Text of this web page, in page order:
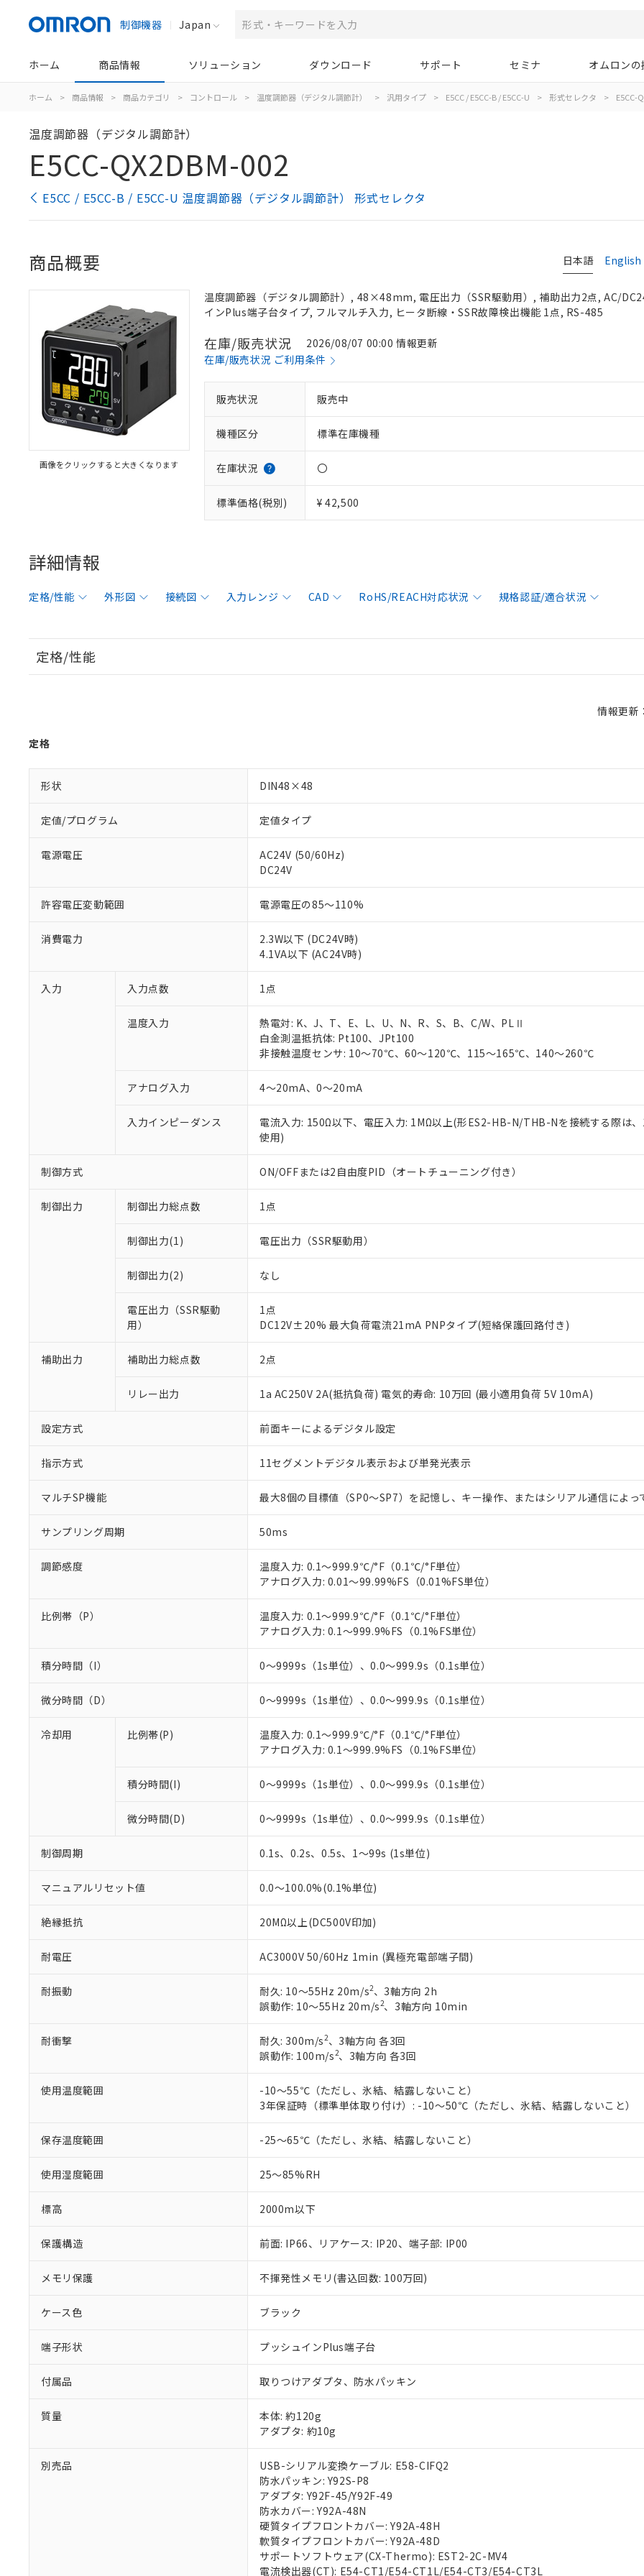
制御機器 Japan
ホーム 商品情報 ソリューション ダウンロード サポート セミナ オムロン
ホーム > 商品情報 > 商品カテゴリ > コントロール > 温度調節器（デジタル調節計） > 汎用タイプ > E5CC / E5CC-B / E5CC-U > 形式セレクタ > E5CC-
温度調節器（デジタル調節計）
E5CC-QX2DBM-002
E5CC / E5CC-B / E5CC-U 温度調節器（デジタル調節計） 形式セレクタ
日本語 English
商品概要
画像をクリックすると大きくなります
温度調節器（デジタル調節計）, 48×48mm, 電圧出力（SSR駆動用）, 補助出力2点, AC/
インPlus端子台タイプ, フルマルチ入力, ヒータ断線・SSR故障検出機能 1点, RS-485
在庫/販売状況
2026/08/07 00:00 情報更新
在庫/販売状況 ご利用条件
販売状況 販売中
機種区分 標準在庫機種
在庫状況 〇
標準価格(税別) ¥ 42,500
詳細情報
定格/性能 外形図 接続図 入力レンジ CAD RoHS/REACH対応状況 規格認証/適合状況
定格/性能
情報更
定格
形状 DIN48×48
定値/プログラム 定値タイプ
電源電圧
AC24V (50/60Hz)
DC24V
許容電圧変動範囲 電源電圧の85～110%
消費電力
2.3W以下 (DC24V時)
4.1VA以下 (AC24V時)
入力 入力点数 1点
温度入力
熱電対: K、J、T、E、L、U、N、R、S、B、C/W、PLⅡ
白金測温抵抗体: Pt100、JPt100
非接触温度センサ: 10～70℃、60～120℃、115～165℃、140～260℃
アナログ入力 4～20mA、0～20mA
入力インピーダンス
電流入力: 150Ω以下、電圧入力: 1MΩ以上(形ES2-HB-N/THB-Nを接続する際は
使用)
制御方式 ON/OFFまたは2自由度PID（オートチューニング付き）
制御出力 制御出力総点数 1点
制御出力(1) 電圧出力（SSR駆動用）
制御出力(2) なし
電圧出力（SSR駆動
用）
1点
DC12V±20% 最大負荷電流21mA PNPタイプ(短絡保護回路付き)
補助出力 補助出力総点数 2点
リレー出力 1a AC250V 2A(抵抗負荷) 電気的寿命: 10万回 (最小適用負荷 5V 10mA)
設定方式 前面キーによるデジタル設定
指示方式 11セグメントデジタル表示および単発光表示
マルチSP機能 最大8個の目標値（SP0～SP7）を記憶し、キー操作、またはシリアル通信によっ
サンプリング周期 50ms
調節感度
温度入力: 0.1～999.9℃/°F（0.1℃/°F単位）
アナログ入力: 0.01～99.99%FS（0.01%FS単位）
比例帯（P）
温度入力: 0.1～999.9℃/°F（0.1℃/°F単位）
アナログ入力: 0.1～999.9%FS（0.1%FS単位）
積分時間（I） 0～9999s（1s単位）、0.0～999.9s（0.1s単位）
微分時間（D） 0～9999s（1s単位）、0.0～999.9s（0.1s単位）
冷却用 比例帯(P)
温度入力: 0.1～999.9℃/°F（0.1℃/°F単位）
アナログ入力: 0.1～999.9%FS（0.1%FS単位）
積分時間(I) 0～9999s（1s単位）、0.0～999.9s（0.1s単位）
微分時間(D) 0～9999s（1s単位）、0.0～999.9s（0.1s単位）
制御周期 0.1s、0.2s、0.5s、1～99s (1s単位)
マニュアルリセット値 0.0～100.0%(0.1%単位)
絶縁抵抗 20MΩ以上(DC500V印加)
耐電圧 AC3000V 50/60Hz 1min (異極充電部端子間)
耐振動 耐久: 10～55Hz 20m/s2、3軸方向 2h
誤動作: 10～55Hz 20m/s2、3軸方向 10min
耐衝撃 耐久: 300m/s2、3軸方向 各3回
誤動作: 100m/s2、3軸方向 各3回
使用温度範囲
-10～55℃（ただし、氷結、結露しないこと）
3年保証時（標準単体取り付け）: -10～50℃（ただし、氷結、結露しないこと）
保存温度範囲 -25～65℃（ただし、氷結、結露しないこと）
使用湿度範囲 25～85%RH
標高 2000m以下
保護構造 前面: IP66、リアケース: IP20、端子部: IP00
メモリ保護 不揮発性メモリ(書込回数: 100万回)
ケース色 ブラック
端子形状 プッシュインPlus端子台
付属品 取りつけアダプタ、防水パッキン
質量
本体: 約120g
アダプタ: 約10g
別売品
USB-シリアル変換ケーブル: E58-CIFQ2
防水パッキン: Y92S-P8
アダプタ: Y92F-45/Y92F-49
防水カバー: Y92A-48N
硬質タイプフロントカバー: Y92A-48H
軟質タイプフロントカバー: Y92A-48D
サポートソフトウェア(CX-Thermo): EST2-2C-MV4
電流検出器(CT): E54-CT1/E54-CT1L/E54-CT3/E54-CT3L
ご利用条件
以下の条件をお読みいただき、同意のうえご利用ください。
くものです。
当社制御機器事業取扱商品の中には、本サービスの対象外となる商品もあること
在庫状況および標準価格照会結果は、記載している更新日時点での社内データに
い。
正式な納期状況および標準価格はお客様のお取引先、またはお客様担当のオムロ
当社販売員にご相談ください。
オムロン制御機器販売店や当社販売拠点は「販売ネットワーク
在庫状況および標準価格結果を当社の事前の承諾なく第三者に漏洩または開示しな
す。
お客様が当ウェブサイト上で当社にご登録された部品リストについて、当社および
が、当社の製品・サービスに関するお客様との取引・商談に必要な範囲で利用す
さい。
※当社の共同利用者とは、"個人情報の共同利用に関して"
いる法人を指します。
※1 対応状況
対応済み：EU RoHS指令（10物質）の非含有に対応した製品が提供可能な商品です。
調査・確認中：EU RoHS指令（10物質）の非含有の対応状況を調査中または確認中の商
非該当品：ライセンス料など無形物で、有害物質有無と関係のない商品です。
仕入先様の事情により、非含有部品としていたものが、含有品と判明した場合などやむ
があります。
六価クロム(Cr(Ⅵ)) 1000ppm以下、ポリ臭化ビフェニル類(PBB) 1000ppm以下、ポリ臭化ジフェニルエーテル類
フタル酸ビス(2-エチルヘキシル) (DEHP)(別名：DOP) 1000ppm以下、フタル酸ブチルベンジル（BBP）
ル（DBP） 1000ppm以下、フタル酸ジイソブチル (DIBP) 1000ppm以下
但し、RoHS指令で産業用監視および制御機器に対する適用除外項目は除く。
フタル酸エステル類の４物質については閾値を超える意図的な使用がないことを確認しています。
※2 対応予定月
部品在庫の切り替え状況などにより、予定月が前後することがあります。
※3 非含有証明書ダウンロード
下記の非含有証明書をダウンロードすることができます。
EU RoHS指令（10物質）の非含有証明書
51物質の非含有証明書（当社基準）
※本証明書は発行日時点で非含有を証明するもので、過去に遡って非含有を証明するも
また、RoHS指令のフタル酸エステル類４物質の対応では、対応完了までの期間は出
混在することから備考欄に対応日を記載しておりました。
り割愛しております。
※1 中国RoHS○×表
「×」：最大均質材料含有率が中国RoHSの基準値を超えていることを示します。
「－」：未確認です。当社販売部門へお問い合わせください。
*中国RoHS10物質の基準値 (GB/T26572)：
DBP(フタル酸ジブチル) : 1000ppm、 DIBP(フタル酸ジイソブチル) : 1000ppm、 BBP(フタル酸ブチルベンジル)
DEHP(フタル酸ビス(2-エチルヘキシル)) : 1000ppm
※2 環境保護使用期限
「ｅ」：有害物質（10物質）のすべてが基準値以下であることを示します。
「10」：通常の使用状況下において有害物質が外部に漏えいし、環境に深刻な影響を及
味します。
「－」：未確認です。当社販売部門へお問い合わせください。
当社は、これら貴社製品のうち、外国為替および外国貿易法に定める商品（以下｢
う）を輸出または国外への提供する場合は、日本国政府の輸出許可(または役務取
などの必要な手続きをとります。
当社は規制貨物を破棄する場合は、完全に破砕するなど、違法に輸出されないよ
当社は貴社製品を、核兵器、ミサイル、化学兵器、生物兵器またはその他武器並
置等に一切使用いたしません。
当社は、貴社製品を第三者に販売する場合は、上記1、2および3の内容を当該第三
また当社は、販売先および販売に係わる関係者が違法に輸出するおそれがある場
たしません。
合意する
説明
一定数以上の在庫あり
△ 一定数には満たないが在庫あり
－
在庫なし(最新の在庫状況については、お客様のお取引先、またはお客様担当
機器販売店・当社販売員にご確認ください)
受注生産機種、また在庫状況の情報を公開していない機種